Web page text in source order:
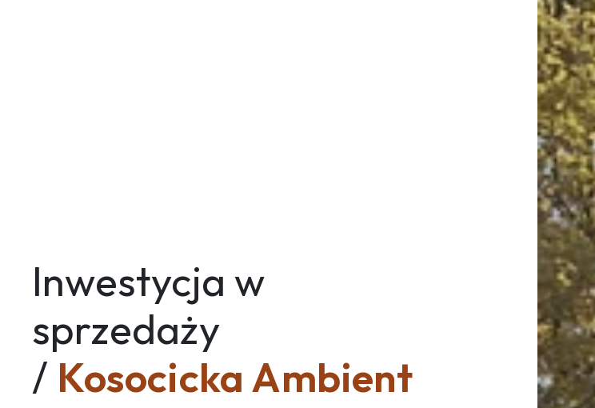
Inwestycja w
sprzedaży
/ Kosocicka Ambient